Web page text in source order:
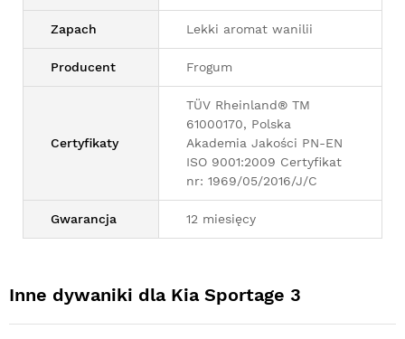
Zapach Lekki aromat wanilii
Producent Frogum
Certyfikaty
TÜV Rheinland® TM
61000170, Polska
Akademia Jakości PN-EN
ISO 9001:2009 Certyfikat
nr: 1969/05/2016/J/C
Gwarancja 12 miesięcy
Inne dywaniki dla Kia Sportage 3